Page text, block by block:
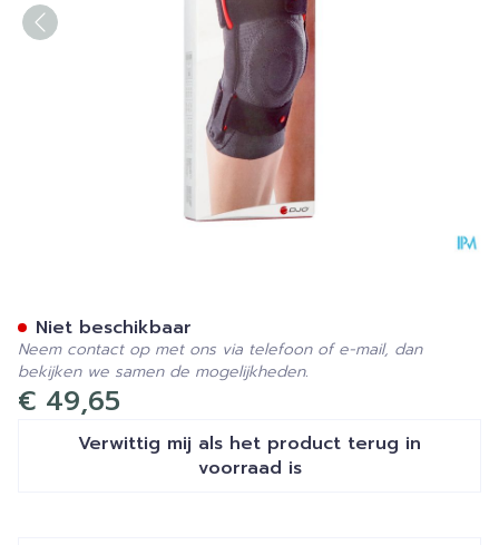
€ 49,65
Verwittig mij als het product terug in
voorraad is
Niet beschikbaar
Neem contact op met ons via telefoon of e-mail, dan
bekijken we samen de mogelijkheden.